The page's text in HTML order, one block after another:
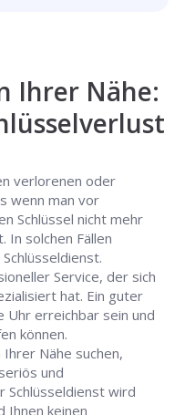
Ihrer Nähe:
verlorenen oder
wenn man vor
Schlüssel nicht mehr
In solchen Fällen
Service, der sich
hat. Ein guter
Uhr erreichbar sein und
können.
Ihrer Nähe suchen,
und
Schlüsseldienst wird
Ihnen keinen